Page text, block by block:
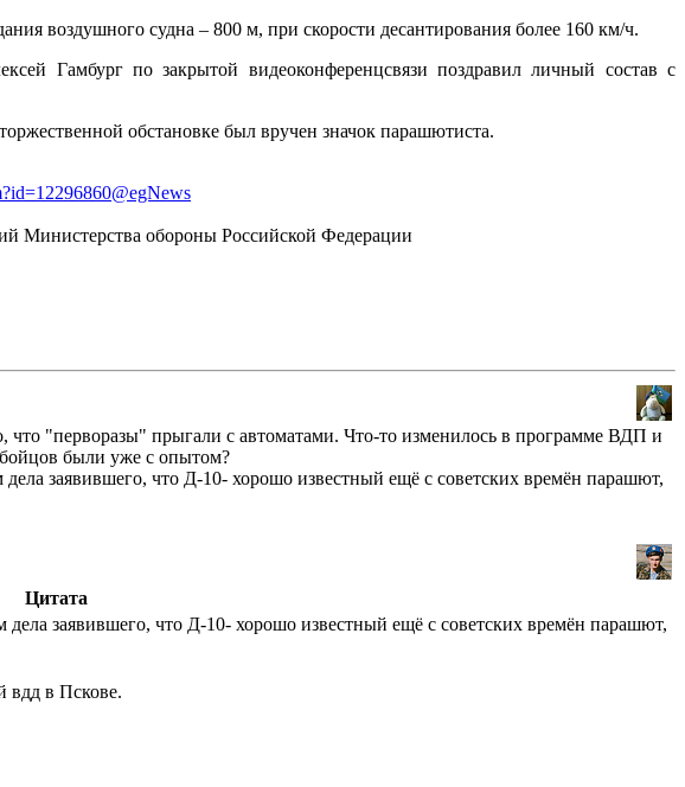
воздушного судна – 800 м, при скорости десантирования более 160 км/ч.
Гамбург по закрытой видеоконференцсвязи поздравил личный состав с
обстановке был вручен значок парашютиста.
Министерства обороны Российской Федерации
"перворазы" прыгали с автоматами. Что-то изменилось в программе ВДП и
были уже с опытом?
заявившего, что Д-10- хорошо известный ещё с советских времён парашют,
Цитата
заявившего, что Д-10- хорошо известный ещё с советских времён парашют,
вдд в Пскове.